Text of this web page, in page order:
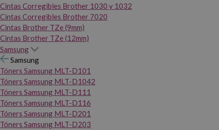
Cintas Corregibles Brother 1030 y 1032
Cintas Corregibles Brother 7020
Cintas Brother TZe (9mm)
Cintas Brother TZe (12mm)
Samsung
Samsung
Tóners Samsung MLT-D101
Tóners Samsung MLT-D1042
Tóners Samsung MLT-D111
Tóners Samsung MLT-D116
Tóners Samsung MLT-D201
Tóners Samsung MLT-D203